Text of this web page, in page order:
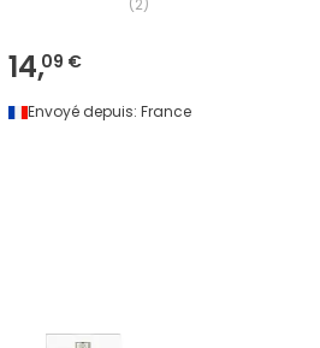
(2)
14,09 €
Envoyé depuis: France